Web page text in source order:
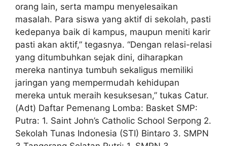
orang lain, serta mampu menyelesaikan
masalah. Para siswa yang aktif di sekolah, pasti
kedepanya baik di kampus, maupun meniti karir
pasti akan aktif,” tegasnya. “Dengan relasi-relasi
yang ditumbuhkan sejak dini, diharapkan
mereka nantinya tumbuh sekaligus memiliki
jaringan yang mempermudah kehidupan
mereka untuk meraih kesuksesan,” tukas Catur.
(Adt) Daftar Pemenang Lomba: Basket SMP:
Putra: 1. Saint John’s Catholic School Serpong 2.
Sekolah Tunas Indonesia (STI) Bintaro 3. SMPN